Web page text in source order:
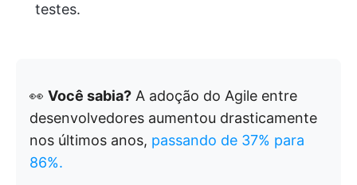
testes.
👀 Você sabia? A adoção do Agile entre
desenvolvedores aumentou drasticamente
nos últimos anos, passando de 37% para
86%.